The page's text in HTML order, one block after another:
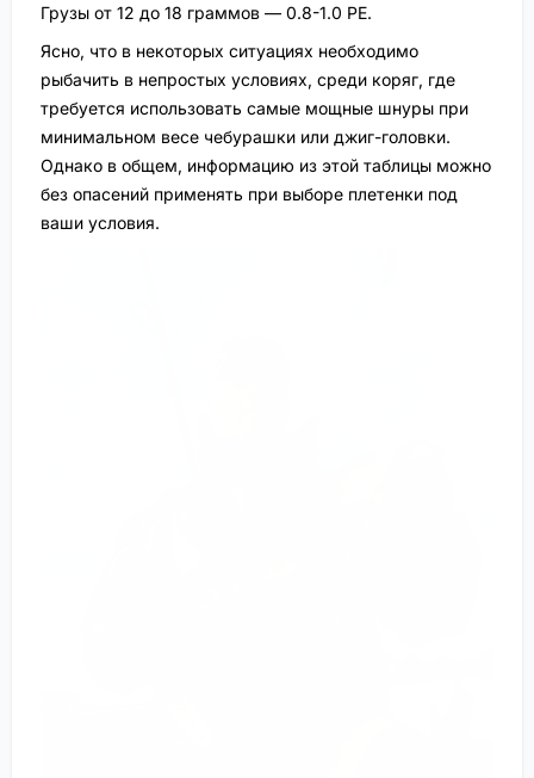
Грузы от 12 до 18 граммов — 0.8-1.0 PE.
Ясно, что в некоторых ситуациях необходимо
рыбачить в непростых условиях, среди коряг, где
требуется использовать самые мощные шнуры при
минимальном весе чебурашки или джиг-головки.
Однако в общем, информацию из этой таблицы можно
без опасений применять при выборе плетенки под
ваши условия.